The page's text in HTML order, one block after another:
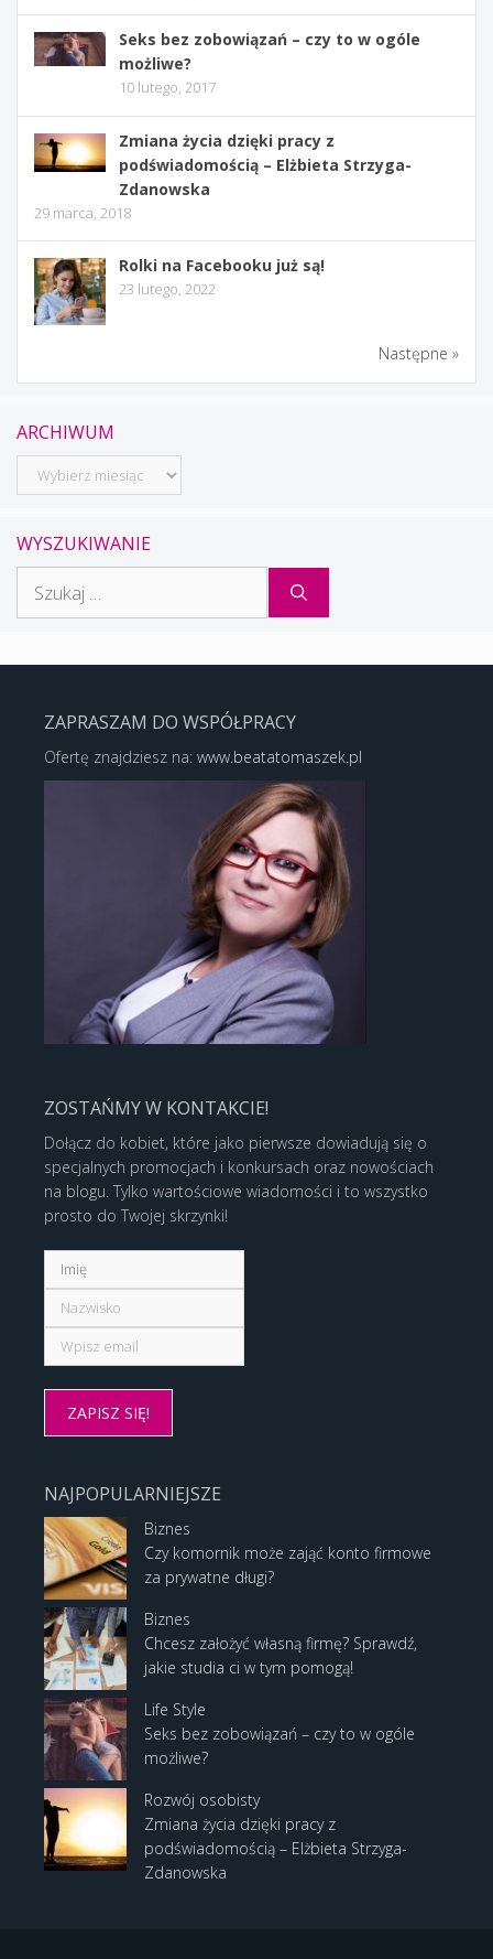
Seks bez zobowiązań – czy to w ogóle
możliwe?
10 lutego, 2017
Zmiana życia dzięki pracy z
podświadomością – Elżbieta Strzyga-
Zdanowska
29 marca, 2018
Rolki na Facebooku już są!
23 lutego, 2022
Następne »
ARCHIWUM
Archiwum
WYSZUKIWANIE
ZAPRASZAM DO WSPÓŁPRACY
Ofertę znajdziesz na: www.beatatomaszek.pl
ZOSTAŃMY W KONTAKCIE!
Dołącz do kobiet, które jako pierwsze dowiadują się o
specjalnych promocjach i konkursach oraz nowościach
na blogu. Tylko wartościowe wiadomości i to wszystko
prosto do Twojej skrzynki!
NAJPOPULARNIEJSZE
Biznes
Czy komornik może zająć konto firmowe
za prywatne długi?
Biznes
Chcesz założyć własną firmę? Sprawdź,
jakie studia ci w tym pomogą!
Life Style
Seks bez zobowiązań – czy to w ogóle
możliwe?
Rozwój osobisty
Zmiana życia dzięki pracy z
podświadomością – Elżbieta Strzyga-
Zdanowska